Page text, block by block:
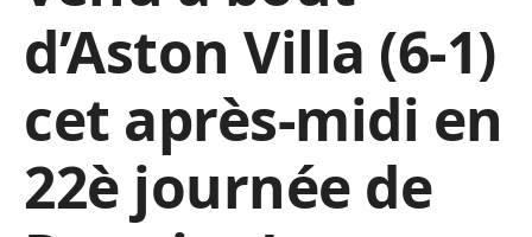
d’Aston Villa (6-1)
cet après-midi en
22è journée de